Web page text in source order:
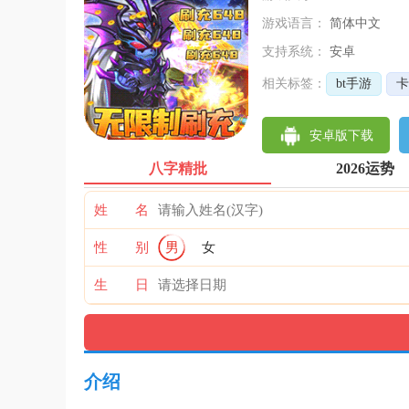
游戏语言： 简体中文
支持系统： 安卓
相关标签： bt手游
安卓版下载
八字精批 2026运势
姓 名
性 别 男 女
生 日
介绍